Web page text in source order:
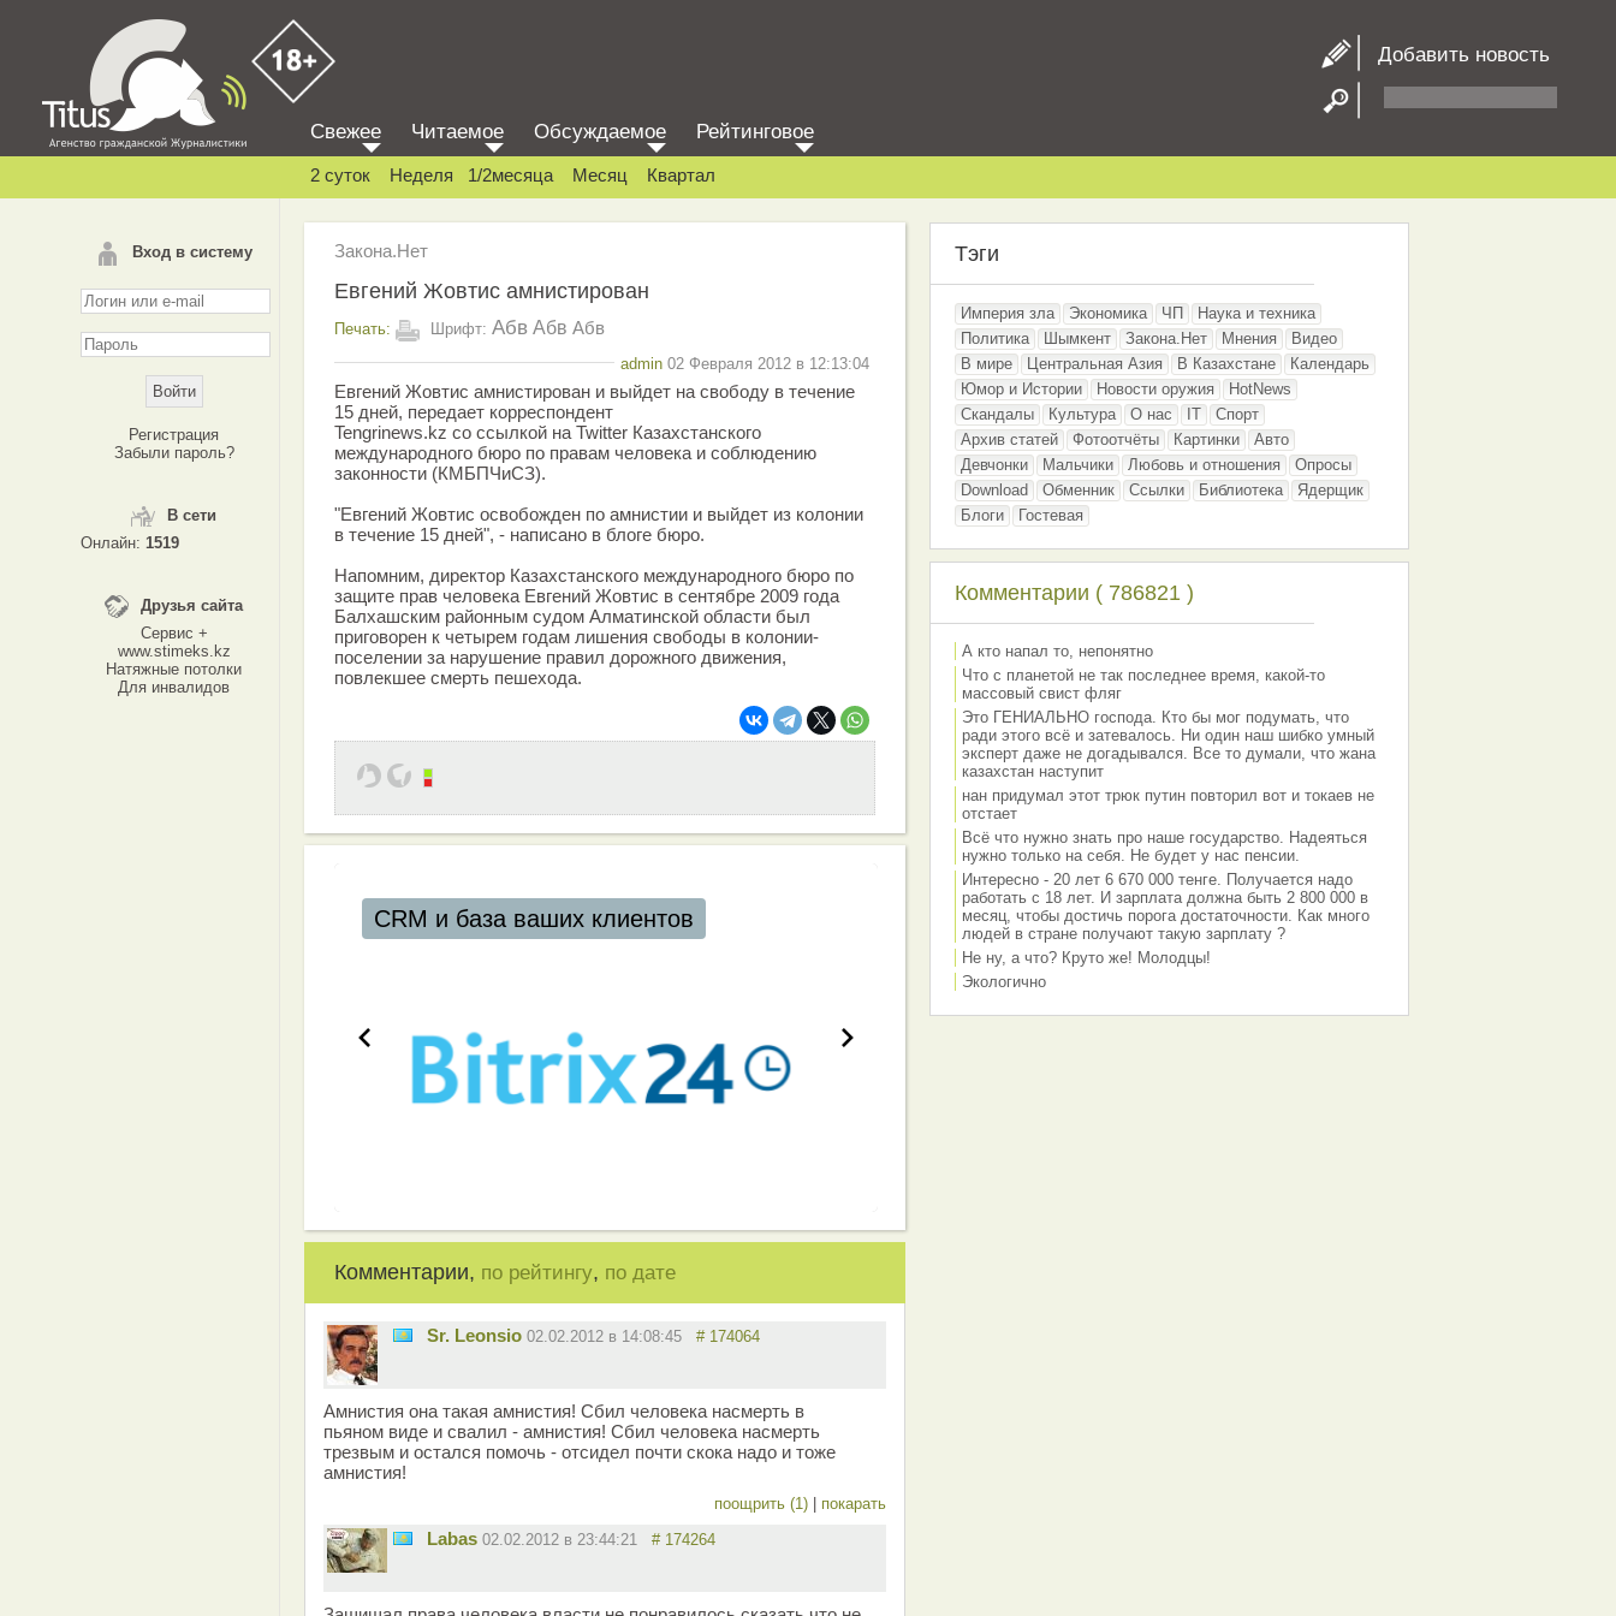
Добавить новость
Вход в систему
Регистрация
Забыли пароль?
В сети
Онлайн: 1519
Друзья сайта
Сервис +
www.stimeks.kz
Натяжные потолки
Для инвалидов
Свежее Читаемое Обсуждаемое Рейтинговое
2 суток Неделя 1/2месяца Месяц Квартал
Закона.Нет
Евгений Жовтис амнистирован
Печать: Шрифт: Абв Абв Абв
admin 02 Февраля 2012 в 12:13:04
Евгений Жовтис амнистирован и выйдет на свободу в течение
15 дней, передает корреспондент
Tengrinews.kz со ссылкой на Twitter Казахстанского
международного бюро по правам человека и соблюдению
законности (КМБПЧиСЗ).
"Евгений Жовтис освобожден по амнистии и выйдет из колонии
в течение 15 дней", - написано в блоге бюро.
Напомним, директор Казахстанского международного бюро по
защите прав человека Евгений Жовтис в сентябре 2009 года
Балхашским районным судом Алматинской области был
приговорен к четырем годам лишения свободы в колонии-
поселении за нарушение правил дорожного движения,
повлекшее смерть пешехода.
CRM и база ваших клиентов
Комментарии, по рейтингу, по дате
Sr. Leonsio 02.02.2012 в 14:08:45 # 174064
Амнистия она такая амнистия! Сбил человека насмерть в
пьяном виде и свалил - амнистия! Сбил человека насмерть
трезвым и остался помочь - отсидел почти скока надо и тоже
амнистия!
поощрить (1) покарать
Labas 02.02.2012 в 23:44:21 # 174264
Тэги
Империя зла Экономика ЧП
Наука и техника
Политика
Шымкент Закона.Нет Мнения
Видео
В мире
Центральная Азия В Казахстане
Календарь
Юмор и Истории
Новости оружия
HotNews
Скандалы
Культура О нас IT
Спорт
Архив статей
Фотоотчёты Картинки
Авто
Девчонки
Мальчики Любовь и отношения
Опросы
Download
Обменник Ссылки Библиотека
Ядерщик
Блоги
Гостевая
Комментарии ( 786821 )
А кто напал то, непонятно
Что с планетой не так последнее время, какой-то
массовый свист фляг
Это ГЕНИАЛЬНО господа. Кто бы мог подумать, что
ради этого всё и затевалось. Ни один наш шибко умный
эксперт даже не догадывался. Все то думали, что жана
казахстан наступит
нан придумал этот трюк путин повторил вот и токаев не
отстает
Всё что нужно знать про наше государство. Надеяться
нужно только на себя. Не будет у нас пенсии.
Интересно - 20 лет 6 670 000 тенге. Получается надо
работать с 18 лет. И зарплата должна быть 2 800 000 в
месяц, чтобы достичь порога достаточности. Как много
людей в стране получают такую зарплату ?
Не ну, а что? Круто же! Молодцы!
Экологично